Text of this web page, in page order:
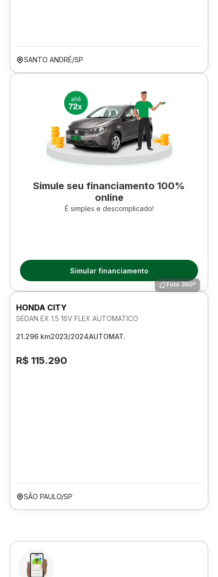
SANTO ANDRÉ/SP
Simule seu financiamento 100%
online
É simples e descomplicado!
Simular financiamento
Foto 360º
HONDA CITY
SEDAN EX 1.5 16V FLEX AUTOMATICO
21.296 km2023/2024AUTOMAT.
R$ 115.290
SÃO PAULO/SP